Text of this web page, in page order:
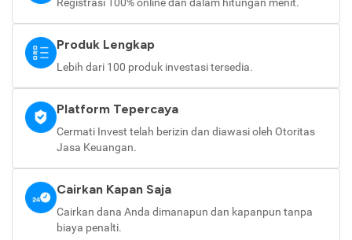
Produk Lengkap
Lebih dari 100 produk investasi tersedia.
Platform Tepercaya
Cermati Invest telah berizin dan diawasi oleh Otoritas
Jasa Keuangan.
Cairkan Kapan Saja
Cairkan dana Anda dimanapun dan kapanpun tanpa
biaya penalti.